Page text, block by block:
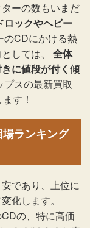
ーの数もいまだ
ロックやヘビー
CDにかける熱
しては、
全体
に値段が付く傾
スの最新買取
す！
ランキング
であり、上位に
化します。
の、特に高価